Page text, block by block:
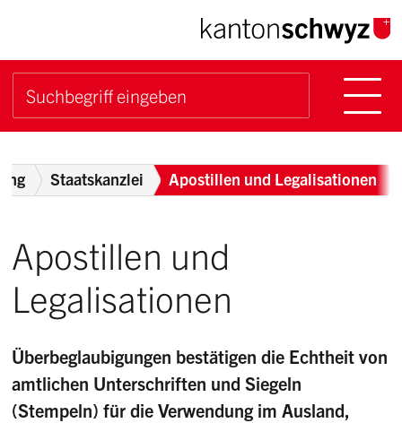
Navigieren im Kanton
Schnellnavigation
Suchbegriff
Breadcrumb
Staatskanzlei Apostillen und Legalisationen
Apostillen und
Legalisationen
Überbeglaubigungen bestätigen die Echtheit von
amtlichen Unterschriften und Siegeln
(Stempeln) für die Verwendung im Ausland,